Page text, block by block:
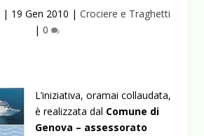
| 19 Gen 2010 | Crociere e Traghetti
| 0
L’iniziativa, oramai collaudata,
è realizzata dal Comune di
Genova – assessorato